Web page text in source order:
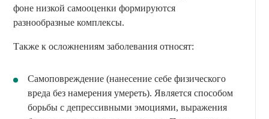
фоне низкой самооценки формируются
разнообразные комплексы.
Также к осложнениям заболевания относят:
Самоповреждение (нанесение себе физического
вреда без намерения умереть). Является способом
борьбы с депрессивными эмоциями, выражения